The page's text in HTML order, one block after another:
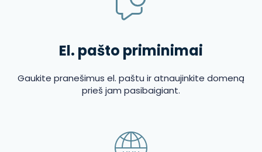
El. pašto priminimai
Gaukite pranešimus el. paštu ir atnaujinkite domeną
prieš jam pasibaigiant.